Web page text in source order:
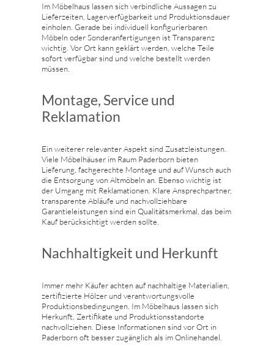
Im Möbelhaus lassen sich verbindliche Aussagen zu
Lieferzeiten, Lagerverfügbarkeit und Produktionsdauer
einholen. Gerade bei individuell konfigurierbaren
Möbeln oder Sonderanfertigungen ist Transparenz
wichtig. Vor Ort kann geklärt werden, welche Teile
sofort verfügbar sind und welche bestellt werden
müssen.
Montage, Service und
Reklamation
Ein weiterer relevanter Aspekt sind Zusatzleistungen.
Viele Möbelhäuser im Raum Paderborn bieten
Lieferung, fachgerechte Montage und auf Wunsch auch
die Entsorgung von Altmöbeln an. Ebenso wichtig ist
der Umgang mit Reklamationen. Klare Ansprechpartner,
transparente Abläufe und nachvollziehbare
Garantieleistungen sind ein Qualitätsmerkmal, das beim
Kauf berücksichtigt werden sollte.
Nachhaltigkeit und Herkunft
Immer mehr Käufer achten auf nachhaltige Materialien,
zertifizierte Hölzer und verantwortungsvolle
Produktionsbedingungen. Im Möbelhaus lassen sich
Herkunft, Zertifikate und Produktionsstandorte
nachvollziehen. Diese Informationen sind vor Ort in
Paderborn oft besser zugänglich als im Onlinehandel.